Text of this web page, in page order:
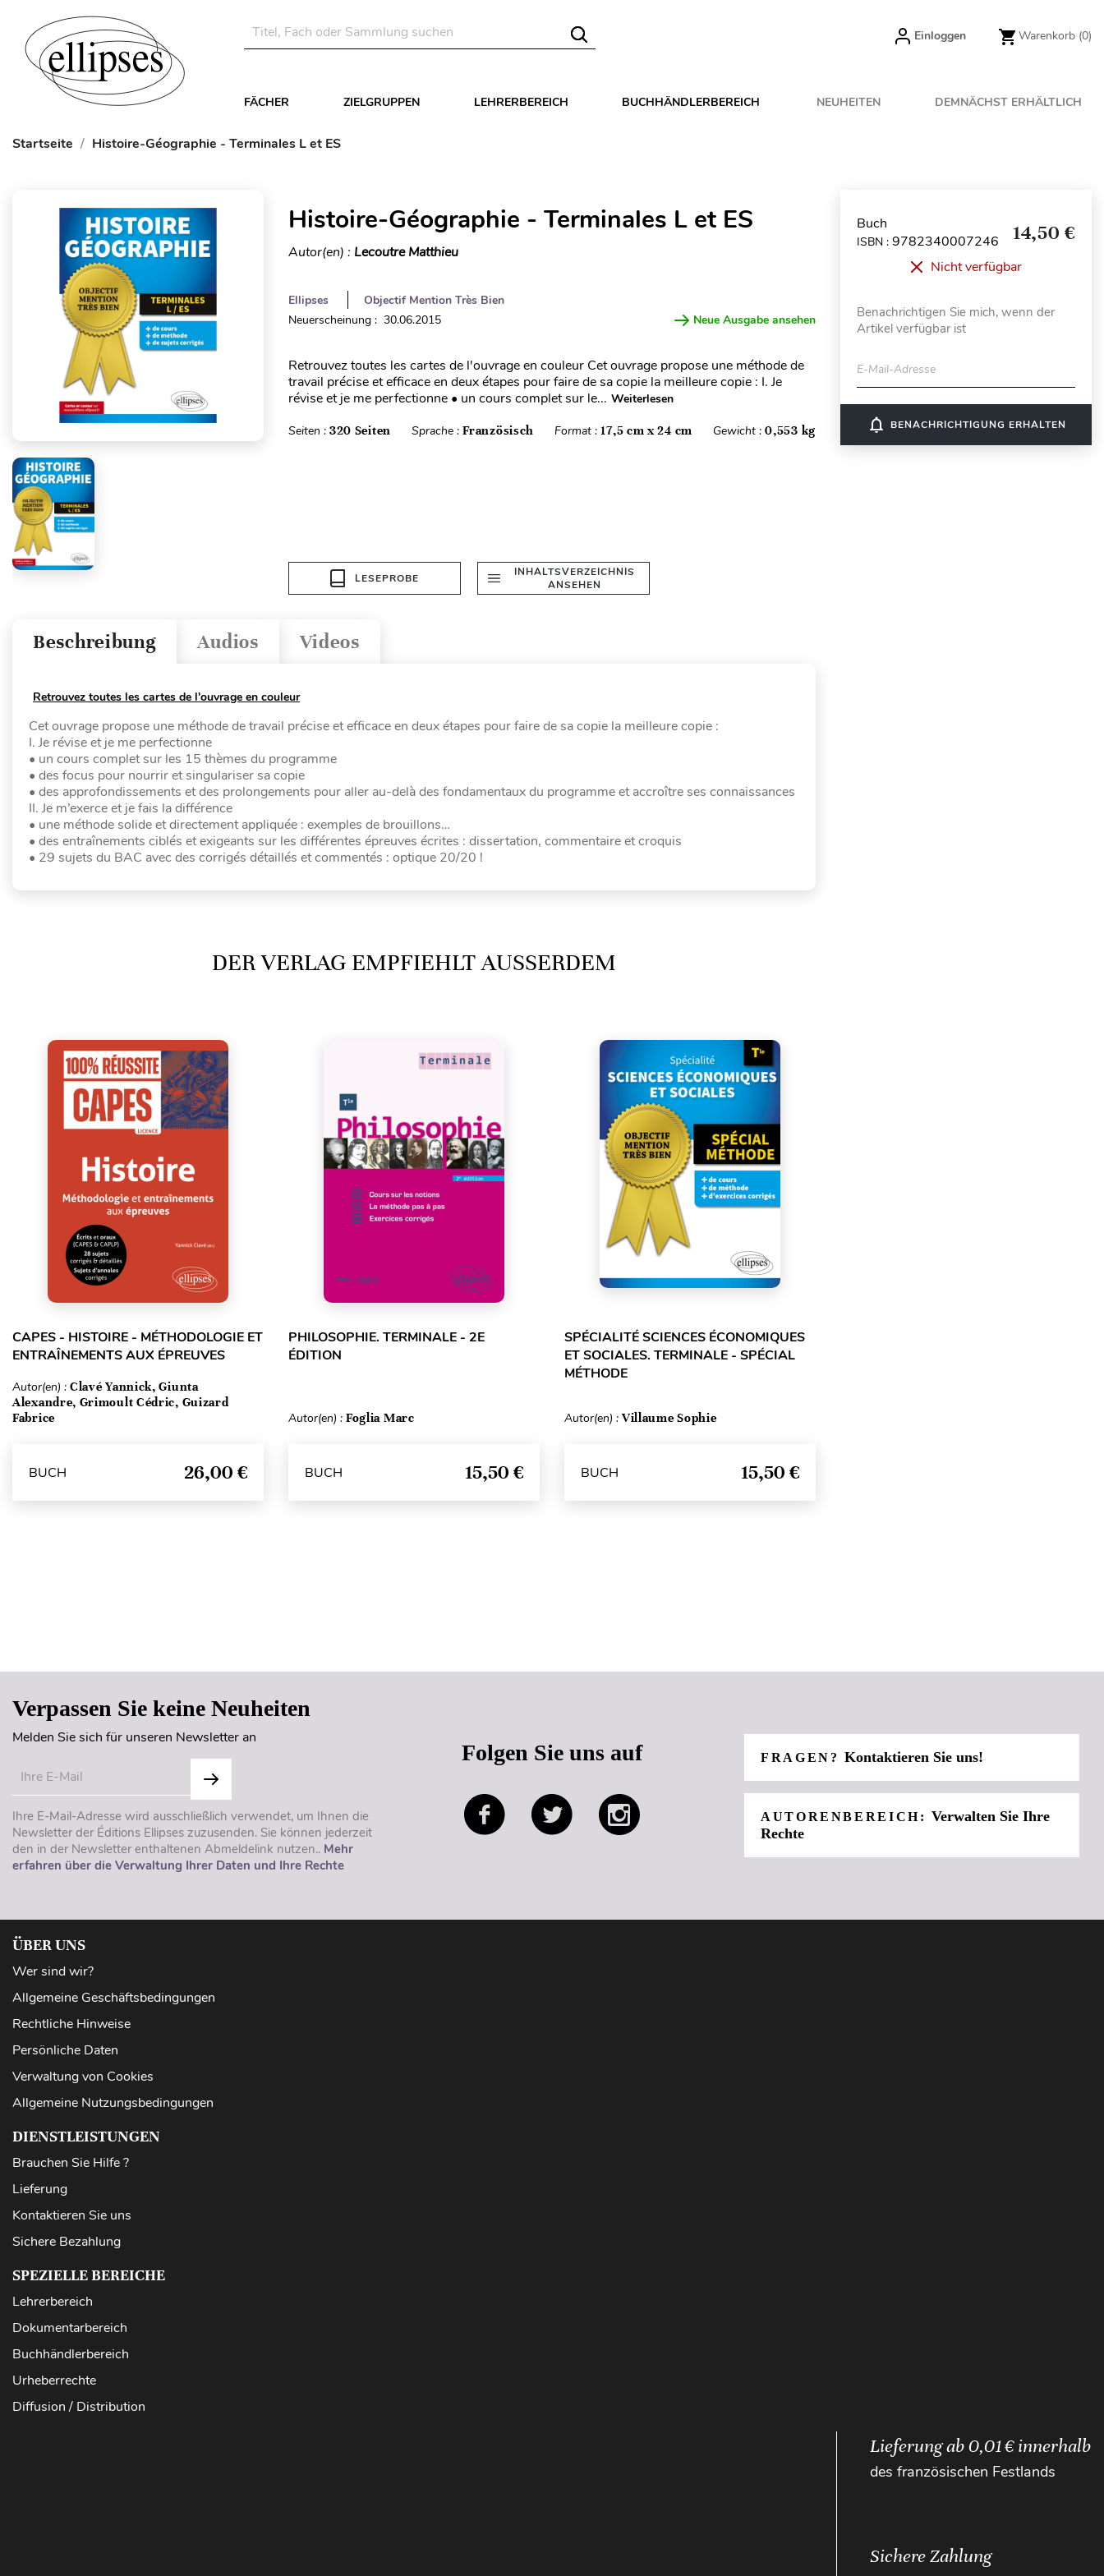
Einloggen Warenkorb (0)
FÄCHER ZIELGRUPPEN LEHRERBEREICH BUCHHÄNDLERBEREICH NEUHEITEN DEMNÄCHST ERHÄLTLICH
Startseite Histoire-Géographie - Terminales L et ES
Histoire-Géographie - Terminales L et ES
Autor(en) : Lecoutre Matthieu
Ellipses
Objectif Mention Très Bien
Neuerscheinung : 30.06.2015
Neue Ausgabe ansehen
Retrouvez toutes les cartes de l'ouvrage en couleur Cet ouvrage propose une méthode de
travail précise et efficace en deux étapes pour faire de sa copie la meilleure copie : I. Je
révise et je me perfectionne • un cours complet sur le... Weiterlesen
Seiten : 320 Seiten Sprache :Französisch Format :17,5 cm x 24 cm Gewicht :0,553 kg
LESEPROBE
INHALTSVERZEICHNIS
ANSEHEN
Videos
Audios
Beschreibung
Retrouvez toutes les cartes de l'ouvrage en couleur
Cet ouvrage propose une méthode de travail précise et efficace en deux étapes pour faire de sa copie la meilleure copie :
I. Je révise et je me perfectionne
• un cours complet sur les 15 thèmes du programme
• des focus pour nourrir et singulariser sa copie
• des approfondissements et des prolongements pour aller au-delà des fondamentaux du programme et accroître ses connaissances
II. Je m’exerce et je fais la différence
• une méthode solide et directement appliquée : exemples de brouillons…
• des entraînements ciblés et exigeants sur les différentes épreuves écrites : dissertation, commentaire et croquis
• 29 sujets du BAC avec des corrigés détaillés et commentés : optique 20/20 !
DER VERLAG EMPFIEHLT AUSSERDEM
CAPES - HISTOIRE - MÉTHODOLOGIE ET
ENTRAÎNEMENTS AUX ÉPREUVES
Autor(en) : Clavé Yannick, Giunta
Alexandre, Grimoult Cédric, Guizard
Fabrice
BUCH 26,00 €
PHILOSOPHIE. TERMINALE - 2E
ÉDITION
Autor(en) : Foglia Marc
BUCH 15,50 €
SPÉCIALITÉ SCIENCES ÉCONOMIQUES
ET SOCIALES. TERMINALE - SPÉCIAL
MÉTHODE
Autor(en) : Villaume Sophie
BUCH 15,50 €
Buch
ISBN : 9782340007246 14,50 €
Nicht verfügbar
Benachrichtigen Sie mich, wenn der
Artikel verfügbar ist
E-Mail-Adresse
notifications_none BENACHRICHTIGUNG ERHALTEN
Verpassen Sie keine Neuheiten
Melden Sie sich für unseren Newsletter an
Ihre E-Mail-Adresse wird ausschließlich verwendet, um Ihnen die
Newsletter der Éditions Ellipses zuzusenden. Sie können jederzeit
den in der Newsletter enthaltenen Abmeldelink nutzen.. Mehr
erfahren über die Verwaltung Ihrer Daten und Ihre Rechte
Folgen Sie uns auf FRAGEN?Kontaktieren Sie uns!
AUTORENBEREICH:Verwalten Sie Ihre
Rechte
ÜBER UNS
Wer sind wir?
Allgemeine Geschäftsbedingungen
Rechtliche Hinweise
Persönliche Daten
Verwaltung von Cookies
Allgemeine Nutzungsbedingungen
DIENSTLEISTUNGEN
Brauchen Sie Hilfe ?
Lieferung
Kontaktieren Sie uns
Sichere Bezahlung
SPEZIELLE BEREICHE
Lehrerbereich
Dokumentarbereich
Buchhändlerbereich
Urheberrechte
Diffusion / Distribution
Lieferung ab 0,01 € innerhalb
des französischen Festlands
Sichere Zahlung